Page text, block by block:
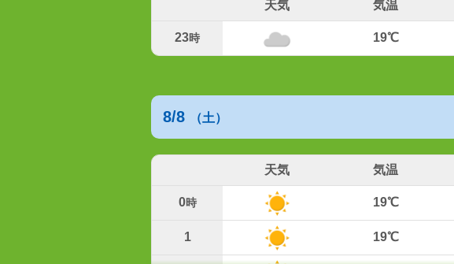
天気 気温
23時 19℃
8/8 （土）
天気 気温
0時 19℃
1 19℃